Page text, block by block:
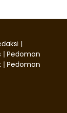
|
| Pedoman
| Pedoman